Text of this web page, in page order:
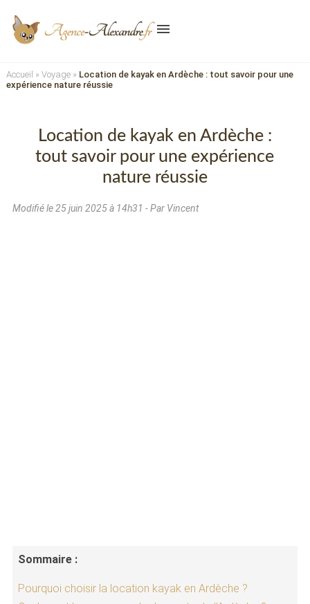
menu
Accueil » Voyage» Location de kayak en Ardèche : tout savoir pour une
expérience nature réussie
Location de kayak en Ardèche :
tout savoir pour une expérience
nature réussie
Modifié le25 juin 2025 à 14h31 - Par Vincent
Sommaire :
Pourquoi choisir la location kayak en Ardèche ?